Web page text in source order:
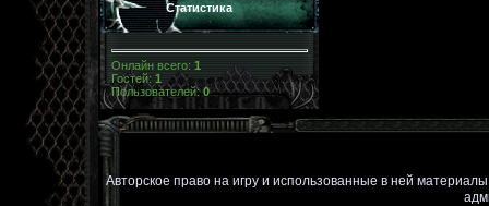
Статистика
Онлайн всего: 1
Гостей: 1
Пользователей:0
Авторское право на игру и использованные в ней